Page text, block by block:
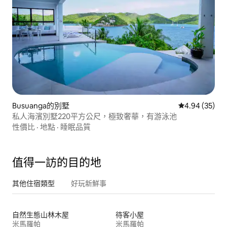
Busuanga的別墅 從 35 則評價
4.94 (35)
私人海濱別墅220平方公尺，極致奢華，有游泳池
性價比 · 地點 · 睡眠品質
值得一訪的目的地
其他住宿類型 好玩新鮮事
自然生態山林木屋
米馬羅帕
待客小屋
米馬羅帕